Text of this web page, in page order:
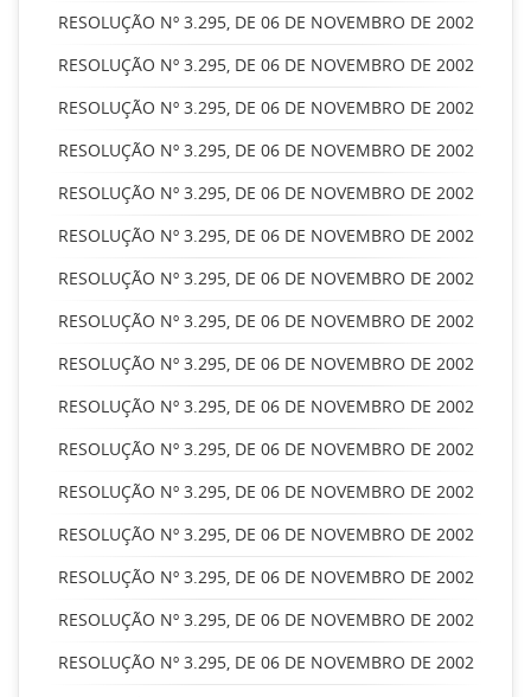
RESOLUÇÃO Nº 3.295, DE 06 DE NOVEMBRO DE 2002
RESOLUÇÃO Nº 3.295, DE 06 DE NOVEMBRO DE 2002
RESOLUÇÃO Nº 3.295, DE 06 DE NOVEMBRO DE 2002
RESOLUÇÃO Nº 3.295, DE 06 DE NOVEMBRO DE 2002
RESOLUÇÃO Nº 3.295, DE 06 DE NOVEMBRO DE 2002
RESOLUÇÃO Nº 3.295, DE 06 DE NOVEMBRO DE 2002
RESOLUÇÃO Nº 3.295, DE 06 DE NOVEMBRO DE 2002
RESOLUÇÃO Nº 3.295, DE 06 DE NOVEMBRO DE 2002
RESOLUÇÃO Nº 3.295, DE 06 DE NOVEMBRO DE 2002
RESOLUÇÃO Nº 3.295, DE 06 DE NOVEMBRO DE 2002
RESOLUÇÃO Nº 3.295, DE 06 DE NOVEMBRO DE 2002
RESOLUÇÃO Nº 3.295, DE 06 DE NOVEMBRO DE 2002
RESOLUÇÃO Nº 3.295, DE 06 DE NOVEMBRO DE 2002
RESOLUÇÃO Nº 3.295, DE 06 DE NOVEMBRO DE 2002
RESOLUÇÃO Nº 3.295, DE 06 DE NOVEMBRO DE 2002
RESOLUÇÃO Nº 3.295, DE 06 DE NOVEMBRO DE 2002